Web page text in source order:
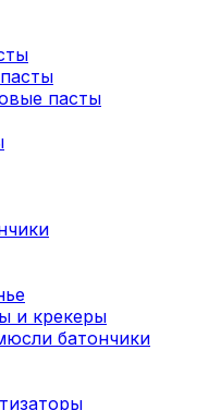
пасты
и крекеры
батончики